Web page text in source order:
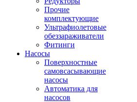
Прочие
комплектующие
Ультрафиолетовые
обеззараживатели
Фитинги
Насосы
Поверхностные
самовсасывающие
насосы
Автоматика для
насосов